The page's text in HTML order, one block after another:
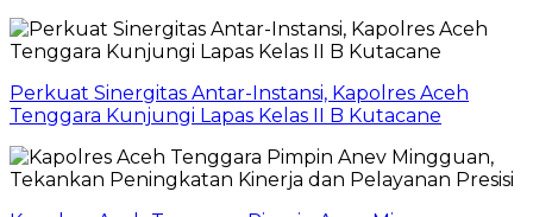
Perkuat Sinergitas Antar-Instansi, Kapolres Aceh
Tenggara Kunjungi Lapas Kelas II B Kutacane